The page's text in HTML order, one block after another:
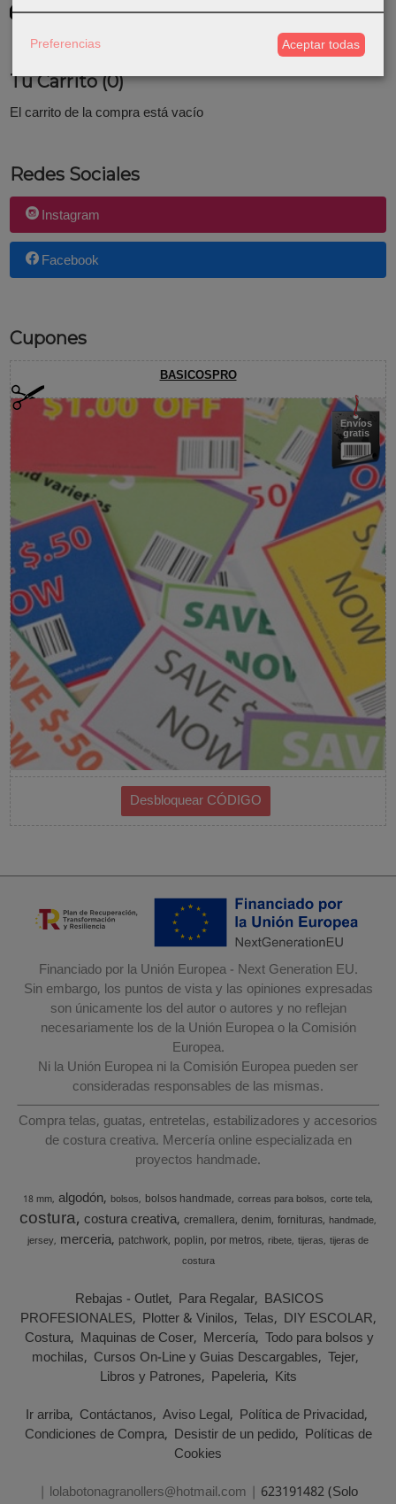
Consultar Destinos
Tu Carrito (0)
El carrito de la compra está vacío
Redes Sociales
Instagram
Facebook
Cupones
BASICOSPRO
Envíos
gratis
Financiado por la Unión Europea - Next Generation EU.
Sin embargo, los puntos de vista y las opiniones expresadas
son únicamente los del autor o autores y no reflejan
necesariamente los de la Unión Europea o la Comisión
Europea.
Ni la Unión Europea ni la Comisión Europea pueden ser
consideradas responsables de las mismas.
Compra telas, guatas, entretelas, estabilizadores y accesorios
de costura creativa. Mercería online especializada en
proyectos handmade.
18 mm algodón bolsos bolsos handmade correas para bolsos corte tela
costura costura creativa cremallera denim fornituras handmade
jersey merceria patchwork poplin por metros ribete tijeras tijeras de
costura
Rebajas - Outlet Para Regalar BASICOS
PROFESIONALES Plotter & Vinilos Telas DIY ESCOLAR
Costura Maquinas de Coser Mercería Todo para bolsos y
mochilas Cursos On-Line y Guias Descargables Tejer
Libros y Patrones Papeleria Kits
Ir arriba Contáctanos Aviso Legal Política de Privacidad
Condiciones de Compra Desistir de un pedido Políticas de
Cookies
| lolabotonagranollers@hotmail.com | 623191482 (Solo
Preferencias Aceptar todas